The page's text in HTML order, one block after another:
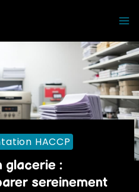
HACCP
glacerie :
sereinement